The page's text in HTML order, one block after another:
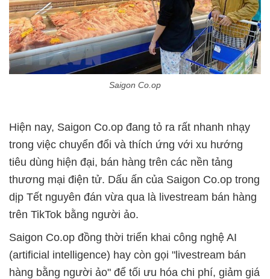
Saigon Co.op
Hiện nay, Saigon Co.op đang tỏ ra rất nhanh nhạy
trong việc chuyển đổi và thích ứng với xu hướng
tiêu dùng hiện đại, bán hàng trên các nền tảng
thương mại điện tử. Dấu ấn của Saigon Co.op trong
dịp Tết nguyên đán vừa qua là livestream bán hàng
trên TikTok bằng người ảo.
Saigon Co.op đồng thời triển khai công nghệ AI
(artificial intelligence) hay còn gọi "livestream bán
hàng bằng người ảo" để tối ưu hóa chi phí, giảm giá